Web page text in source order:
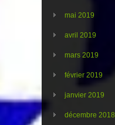
mai 2019
avril 2019
mars 2019
février 2019
janvier 2019
décembre 2018